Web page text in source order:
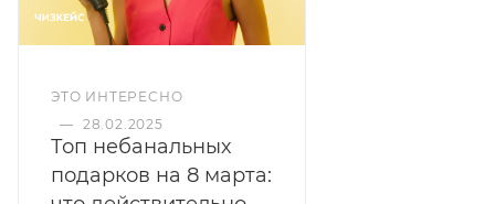
ЭТО ИНТЕРЕСНО
— 28.02.2025
Топ небанальных
подарков на 8 марта: